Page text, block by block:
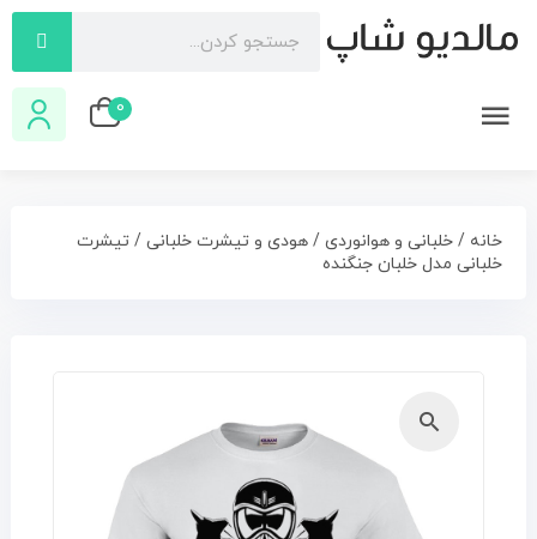
0
خانه / خلبانی و هوانوردی/ هودی و تیشرت خلبانی/ تیشرت
خلبانی مدل خلبان جنگنده